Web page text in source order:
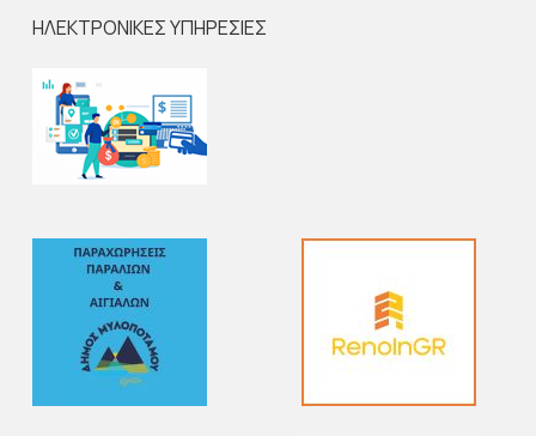
ΗΛΕΚΤΡΟΝΙΚΕΣ ΥΠΗΡΕΣΙΕΣ